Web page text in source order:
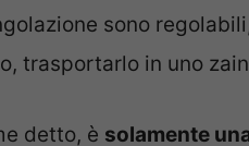
sono
trasportarlo in uno
detto, è solamente